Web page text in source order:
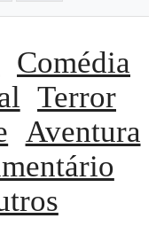
Comédia
Terror
Aventura